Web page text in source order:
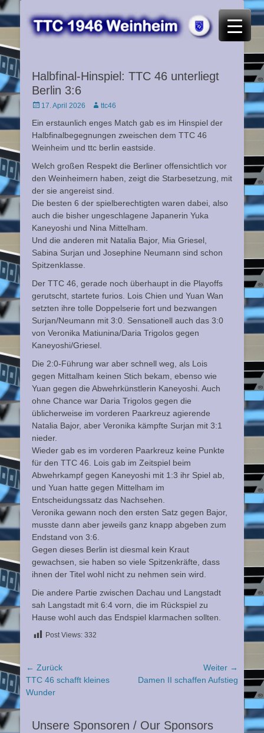
TTC 46 Weinheim
Halbfinal-Hinspiel: TTC 46 unterliegt
Berlin 3:6
Posted
17. April 2026 Autorttc46
Ein erstaunlich enges Match gab es im Hinspiel der
Halbfinalbegegnungen zweischen dem TTC 46
Weinheim und ttc berlin eastside.
Welch großen Respekt die Berliner offensichtlich vor
den Weinheimern haben, zeigt die Starbesetzung, mit
der sie angereist sind.
Die besten 6 der spielberechtigten waren dabei, also
auch die bisher ungeschlagene Japanerin Yuka
Kaneyoshi und Nina Mittelham.
Und die anderen mit Natalia Bajor, Mia Griesel,
Sabina Surjan und Josephine Neumann sind schon
Spitzenklasse.
Der TTC 46, gerade noch überhaupt in die Playoffs
gerutscht, startete furios. Lois Chien und Yuan Wan
setzten ihre tolle Doppelserie fort und bezwangen
Surjan/Neumann mit 3:0. Sensationell auch das 3:0
von Veronika Matiunina/Daria Trigolos gegen
Kaneyoshi/Griesel.
Die 2:0-Führung war aber schnell weg, als Lois
gegen Mittalham keinen Stich bekam, ebenso wie
Yuan gegen die Abwehrkünstlerin Kaneyoshi. Auch
ohne Chance war Daria Trigolos gegen die
üblicherweise im vorderen Paarkreuz agierende
Natalia Bajor, aber Veronika kämpfte Surjan mit 3:1
nieder.
Wieder gab es im vorderen Paarkreuz keine Punkte
für den TTC 46. Lois gab im Zeitspiel beim
Abwehrkampf gegen Kaneyoshi mit 1:3 ihr Spiel ab,
und Yuan hatte gegen Mittelham im
Entscheidungssatz das Nachsehen.
Veronika gewann noch den ersten Satz gegen Bajor,
musste dann aber jeweils ganz knapp abgeben zum
Endstand von 3:6.
Gegen dieses Berlin ist diesmal kein Kraut
gewachsen, sie haben so viele Spitzenkräfte, dass
ihnen der Titel wohl nicht zu nehmen sein wird.
Die andere Partie zwischen Dachau und Langstadt
sah Langstadt mit 6:4 vorn, die im Rückspiel zu
Hause wohl auch das Endspiel klarmachen sollten.
Post Views: 332
Beitragsnavigation
← Zurück
Vorheriger
Beitrag:
TTC 46 schafft kleines
Wunder
Weiter →
Nächster
Damen II schaffen Aufstieg
Unsere Sponsoren / Our Sponsors